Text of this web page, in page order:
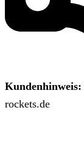
Kundenhinweis:
rockets.de